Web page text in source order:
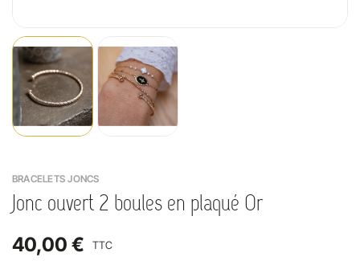
BRACELETS JONCS
Jonc ouvert 2 boules en plaqué Or
40,00 € TTC